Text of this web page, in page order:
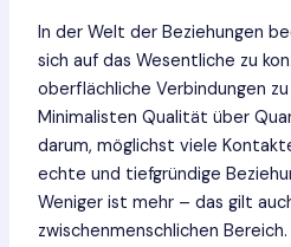
In der Welt der Beziehungen
sich auf das Wesentliche zu
oberflächliche Verbindungen
Minimalisten Qualität über
darum, möglichst viele
echte und tiefgründige
Weniger ist mehr – das gilt
zwischenmenschlichen